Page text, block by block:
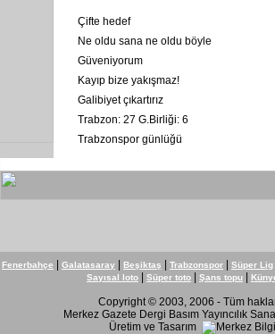
Çifte hedef
Ne oldu sana ne oldu böyle
Güveniyorum
Kayıp bize yakışmaz!
Galibiyet çıkartırız
Trabzon: 27 G.Birliği: 6
Trabzonspor günlüğü
Fenerbahçe Galatasaray Beşiktaş Trabzonspor Süper Lig
Sayısal loto Süper toto Şans topu
Copyright © 2003, 2006 - Tüm
Merkez Gazete Dergi Basım Yayıncılık
Üretim ve Tasarım